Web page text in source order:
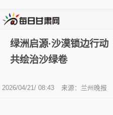
绿洲启源·沙漠锁边行
共绘治沙绿卷
2026/04/21/ 08:43 来源：兰州晚报